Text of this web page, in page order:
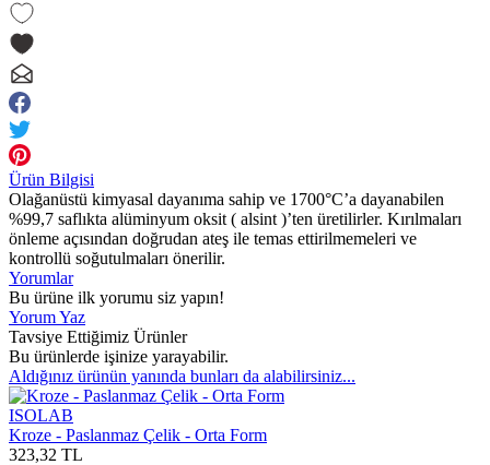
Ürün Bilgisi
Olağanüstü kimyasal dayanıma sahip ve 1700°C’a dayanabilen
%99,7 saflıkta alüminyum oksit ( alsint )’ten üretilirler. Kırılmaları
önleme açısından doğrudan ateş ile temas ettirilmemeleri ve
kontrollü soğutulmaları önerilir.
Yorumlar
Bu ürüne ilk yorumu siz yapın!
Yorum Yaz
Tavsiye Ettiğimiz Ürünler
Bu ürünlerde işinize yarayabilir.
Aldığınız ürünün yanında bunları da alabilirsiniz...
ISOLAB
Kroze - Paslanmaz Çelik - Orta Form
323,32 TL